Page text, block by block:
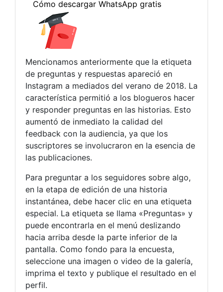
Mencionamos anteriormente que la etiqueta
de preguntas y respuestas apareció en
Instagram a mediados del verano de 2018. La
característica permitió a los blogueros hacer
y responder preguntas en las historias. Esto
aumentó de inmediato la calidad del
feedback con la audiencia, ya que los
suscriptores se involucraron en la esencia de
las publicaciones.
Para preguntar a los seguidores sobre algo,
en la etapa de edición de una historia
instantánea, debe hacer clic en una etiqueta
especial. La etiqueta se llama «Preguntas» y
puede encontrarla en el menú deslizando
hacia arriba desde la parte inferior de la
pantalla. Como fondo para la encuesta,
seleccione una imagen o video de la galería,
imprima el texto y publique el resultado en el
perfil.